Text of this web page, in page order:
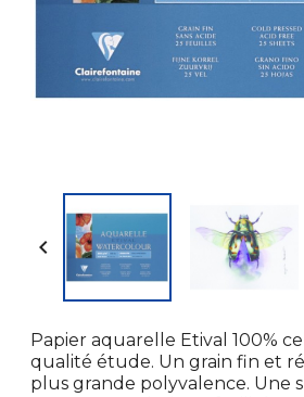

Papier aquarelle Etival 100%
qualité étude. Un grain fin et
plus grande polyvalence. Une